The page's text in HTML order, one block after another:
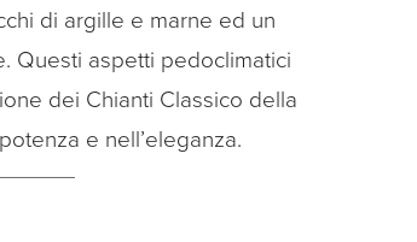
di argille e marne ed un
Questi aspetti pedoclimatici
dei Chianti Classico della
e nell’eleganza.